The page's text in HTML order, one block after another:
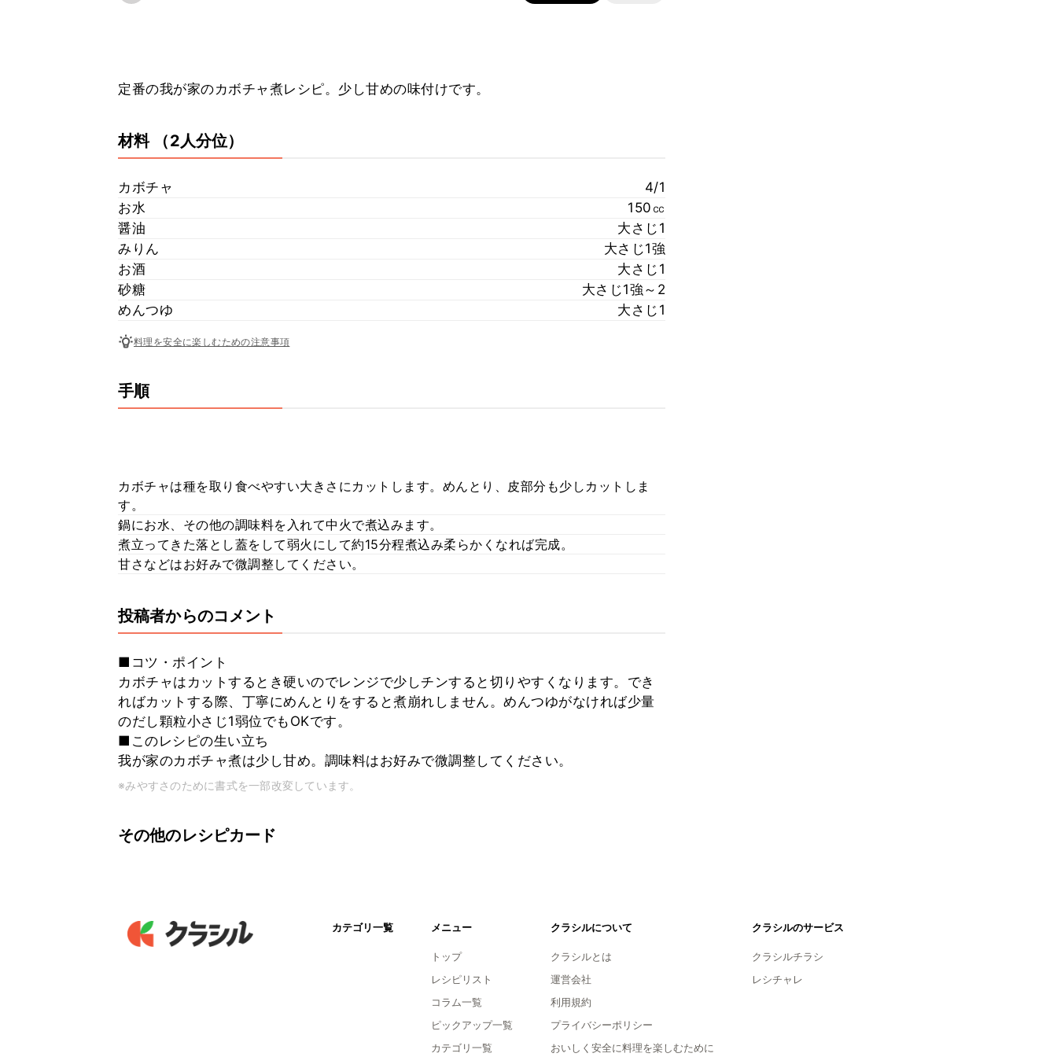
定番の我が家のカボチャ煮レシピ。少し甘めの味付けです。
材料 （2人分位）
カボチャ
4/1
お水
150㏄
醤油
大さじ1
みりん
大さじ1強
お酒
大さじ1
砂糖
大さじ1強～2
めんつゆ
大さじ1
料理を安全に楽しむための注意事項
手順
カボチャは種を取り食べやすい大きさにカットします。めんとり、皮部分も少しカットしま
す。
鍋にお水、その他の調味料を入れて中火で煮込みます。
煮立ってきた落とし蓋をして弱火にして約15分程煮込み柔らかくなれば完成。
甘さなどはお好みで微調整してください。
投稿者からのコメント
■コツ・ポイント
カボチャはカットするとき硬いのでレンジで少しチンすると切りやすくなります。でき
ればカットする際、丁寧にめんとりをすると煮崩れしません。めんつゆがなければ少量
のだし顆粒小さじ1弱位でもOKです。
■このレシピの生い立ち
我が家のカボチャ煮は少し甘め。調味料はお好みで微調整してください。
※みやすさのために書式を一部改変しています。
その他のレシピカード
カテゴリ一覧 メニュー
トップ
レシピリスト
コラム一覧
ピックアップ一覧
カテゴリ一覧
クラシルについて
クラシルとは
運営会社
利用規約
プライバシーポリシー
おいしく安全に料理を楽しむために
クラシルのサービス
クラシルチラシ
レシチャレ